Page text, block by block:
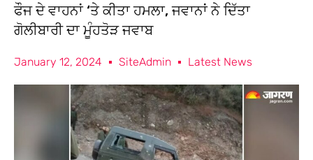
ਫੌਜ ਦੇ ਵਾਹਨਾਂ ‘ਤੇ ਕੀਤਾ ਹਮਲਾ, ਜਵਾਨਾਂ ਨੇ ਦਿੱਤਾ
ਗੋਲੀਬਾਰੀ ਦਾ ਮੂੰਹਤੋੜ ਜਵਾਬ
January 12, 2024 SiteAdmin Latest News